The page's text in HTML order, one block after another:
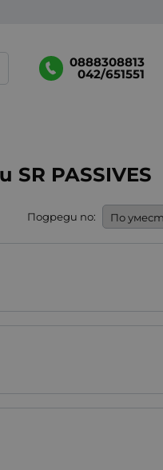
0888308813
042/651551
PASSIVES
Подреди по: